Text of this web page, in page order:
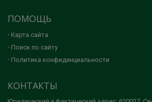
ПОМОЩЬ
Карта сайта
Поиск по сайту
Политика конфиденциальности
КОНТАКТЫ